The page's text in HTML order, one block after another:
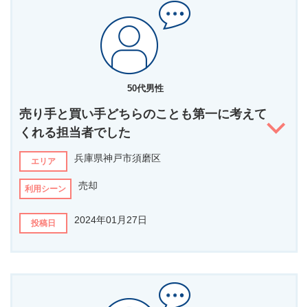
き本当にお世話になりました。１年以上にわたり物件の「お守り」
をいただきありがとうございました。
担当者からのコメント
当初は全く想像できない長い販売期間となりましたが、信じて
お任せいただきありがとうございました！
た。 長かった分、寂しささえ感じてしまっている今日この頃で
す。
また不動産に関するお困り事やご質問があれば何でも解決させ
ていただきます！ この度は誠にありがとうございました。
親しみやすく、話しやすかったですが、自信を持っているという強
どんなことを相談されましたか？
両親が残した家を売却する場合、どうなるかを相談しました。
売主と同様に買主のことも考え、率直な意見を言ってくださり、家
を買うなら中島さんのような人にお願いしたい。そして家を売るの
のご相談をしてからも、リフォームをして住むか迷っていて時間が
かかってしまいましたが、せっつかずにゆっくり待ってくださって
いたのも好印象でした。
担当者へ伝えたいメッセージがあればお書きください
長期間にわたり、本当にお世話になりありがとうございました。良
嬉しいお声をいただきありがとうございます。大変励みになり
50代男性
売り手と買い手どちらのことも第一に考えて
くれる担当者でした
エリア 兵庫県神戸市須磨区
利用シーン 売却
投稿日 2024年01月27日
社長と山見さんは、静と動と言う印象です